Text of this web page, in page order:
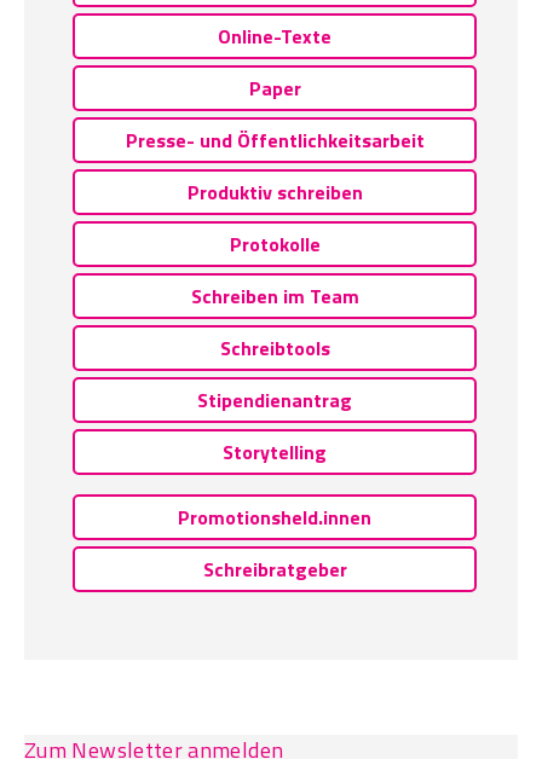
Online-Texte
Paper
Presse- und Öffentlichkeitsarbeit
Produktiv schreiben
Protokolle
Schreiben im Team
Schreibtools
Stipendienantrag
Storytelling
Promotionsheld.innen
Schreibratgeber
Zum Newsletter anmelden